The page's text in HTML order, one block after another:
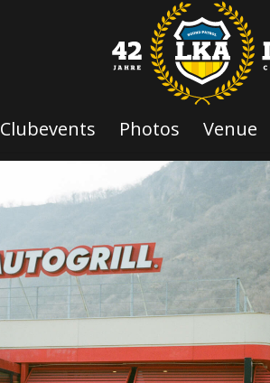
Clubevents Photos Venue